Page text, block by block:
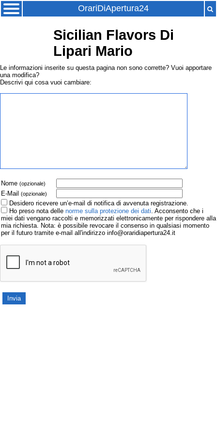
OrariDiApertura24
Sicilian Flavors Di
Lipari Mario
Le informazioni inserite su questa pagina non sono corrette? Vuoi apportare
una modifica?
Descrivi qui cosa vuoi cambiare:
Nome (opzionale)
E-Mail (opzionale)
Desidero ricevere un’e-mail di notifica di avvenuta registrazione.
Ho preso nota delle norme sulla protezione dei dati. Acconsento che i
miei dati vengano raccolti e memorizzati elettronicamente per rispondere alla
mia richiesta. Nota: è possibile revocare il consenso in qualsiasi momento
per il futuro tramite e-mail all'indirizzo info@oraridiapertura24.it